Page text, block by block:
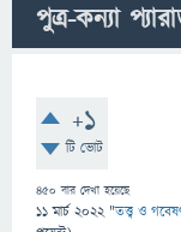
পুত্র-কন্যা
+1
টি ভোট
450 বার দেখা হয়েছে
11 মার্চ 2022 "তত্ত্ব ও